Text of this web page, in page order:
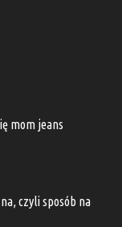
mom jeans
czyli sposób na